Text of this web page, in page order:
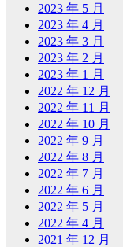
2023 年 5 月
2023 年 4 月
2023 年 3 月
2023 年 2 月
2023 年 1 月
2022 年 12 月
2022 年 11 月
2022 年 10 月
2022 年 9 月
2022 年 8 月
2022 年 7 月
2022 年 6 月
2022 年 5 月
2022 年 4 月
2021 年 12 月